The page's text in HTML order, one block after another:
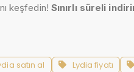
keşfedin! Sınırlı süreli
satın al Lydia fiyatı